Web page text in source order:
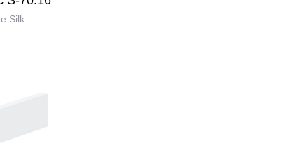
Silk